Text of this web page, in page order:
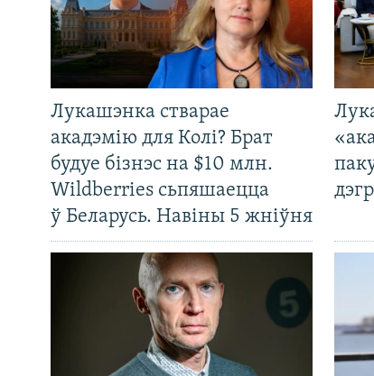
Лукашэнка стварае
акадэмію для Колі? Брат
будуе бізнэс на $10 млн.
Wildberries сьпяшаецца
ў Беларусь. Навіны 5 жніўня